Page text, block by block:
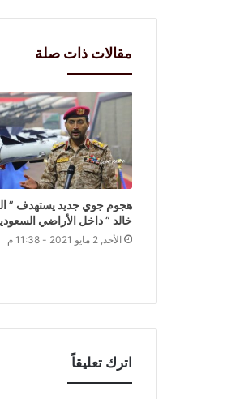
مقالات ذات صلة
هجوم جوي جديد يستهدف ”
خالد ” داخل الأراضي
الأحد, 2 مايو 2021 - 11:38 م
اترك تعليقاً